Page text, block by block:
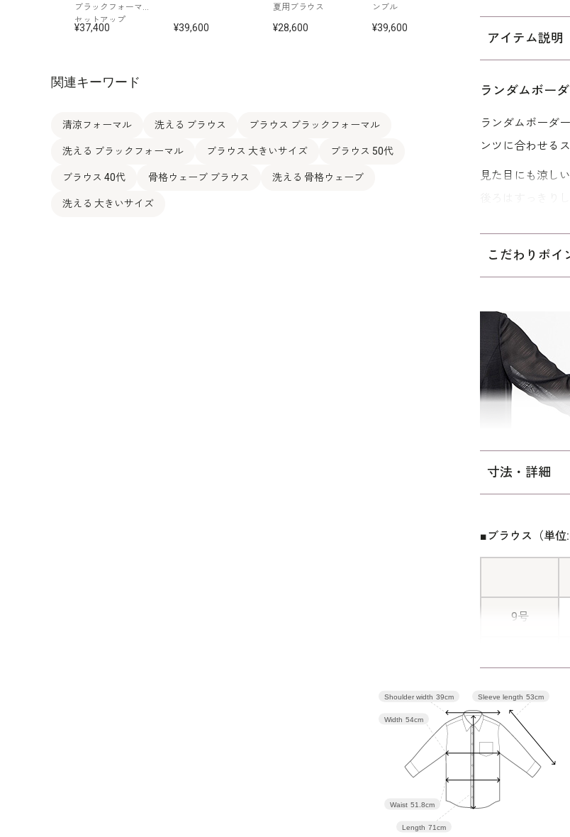
ブラックフォーマル
セットアップ
37,400 39,600
夏用ブラウス
28,600
ンブル
39,600
ブラウス
関連キーワード
清涼フォーマル 洗える ブラウス ブラウス ブラックフォーマル
洗える ブラックフォーマル ブラウス 大きいサイズ ブラウス 50代
ブラウス 40代 骨格ウェーブ ブラウス 洗える 骨格ウェーブ
洗える 大きいサイズ
アイテム説明
ランダムボー
ランダムボーダ
ンツに合わせる
見た目にも涼し
後ろはすっきり
ご自宅で洗える
ご覧下さい。
パターン寸法は
にゆとりを持た
※組合わせてい
こだわりポイ
寸法・詳細
■ブラウス（単位
9号
13号
15号
17号
Sleeve length 53cm
Length 71cm
Waist 51.8cm
Width 54cm
Shoulder width 39cm